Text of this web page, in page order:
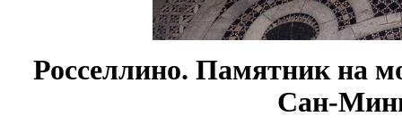
Росселлино. Памятник на
Сан-